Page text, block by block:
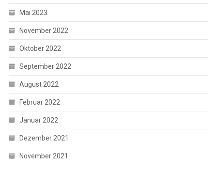
Mai 2023
November 2022
Oktober 2022
September 2022
August 2022
Februar 2022
Januar 2022
Dezember 2021
November 2021